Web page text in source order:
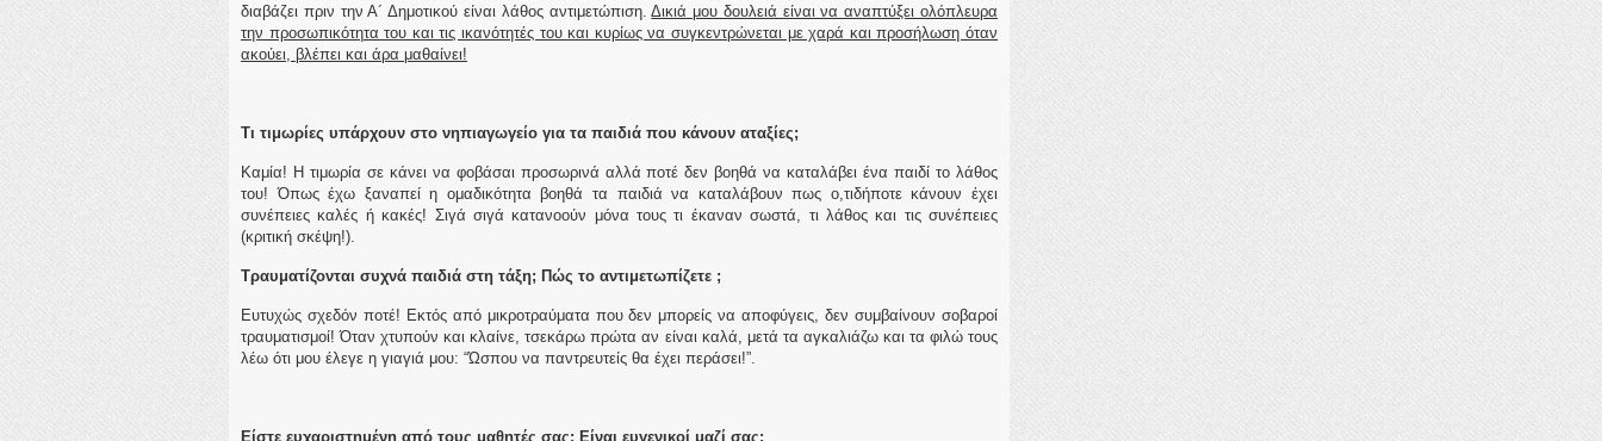
διαβάζει πριν την Α´ Δημοτικού είναι λάθος αντιμετώπιση.Δικιά μου δουλειά είναι να αναπτύξει ολόπλευρα
την προσωπικότητα του και τις ικανότητές του και κυρίως να συγκεντρώνεται με χαρά και προσήλωση όταν
ακούει, βλέπει και άρα μαθαίνει!
Τι τιμωρίες υπάρχουν στο νηπιαγωγείο για τα παιδιά που κάνουν αταξίες;
Καμία! Η τιμωρία σε κάνει να φοβάσαι προσωρινά αλλά ποτέ δεν βοηθά να καταλάβει ένα παιδί το λάθος
του! Όπως έχω ξαναπεί η ομαδικότητα βοηθά τα παιδιά να καταλάβουν πως ο,τιδήποτε κάνουν έχει
συνέπειες καλές ή κακές! Σιγά σιγά κατανοούν μόνα τους τι έκαναν σωστά, τι λάθος και τις συνέπειες
(κριτική σκέψη!).
Τραυματίζονται συχνά παιδιά στη τάξη; Πώς το αντιμετωπίζετε ;
Ευτυχώς σχεδόν ποτέ! Εκτός από μικροτραύματα που δεν μπορείς να αποφύγεις, δεν συμβαίνουν σοβαροί
τραυματισμοί! Όταν χτυπούν και κλαίνε, τσεκάρω πρώτα αν είναι καλά, μετά τα αγκαλιάζω και τα φιλώ τους
λέω ότι μου έλεγε η γιαγιά μου: “Ώσπου να παντρευτείς θα έχει περάσει!”.
Είστε ευχαριστημένη από τους μαθητές σας; Είναι ευγενικοί μαζί σας;